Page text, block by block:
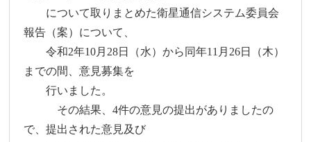
について取りまとめた衛星通信システム委員会
報告（案）について、
令和2年10月28日（水）から同年11月26日（木）
までの間、意見募集を
行いました。
その結果、4件の意見の提出がありましたの
で、提出された意見及び